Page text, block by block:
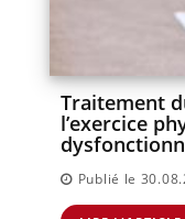
Traitement
l’exercice
Publié le